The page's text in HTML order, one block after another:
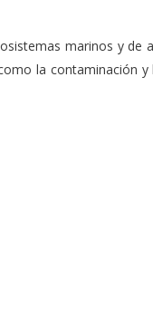
marinos y de
la contaminación